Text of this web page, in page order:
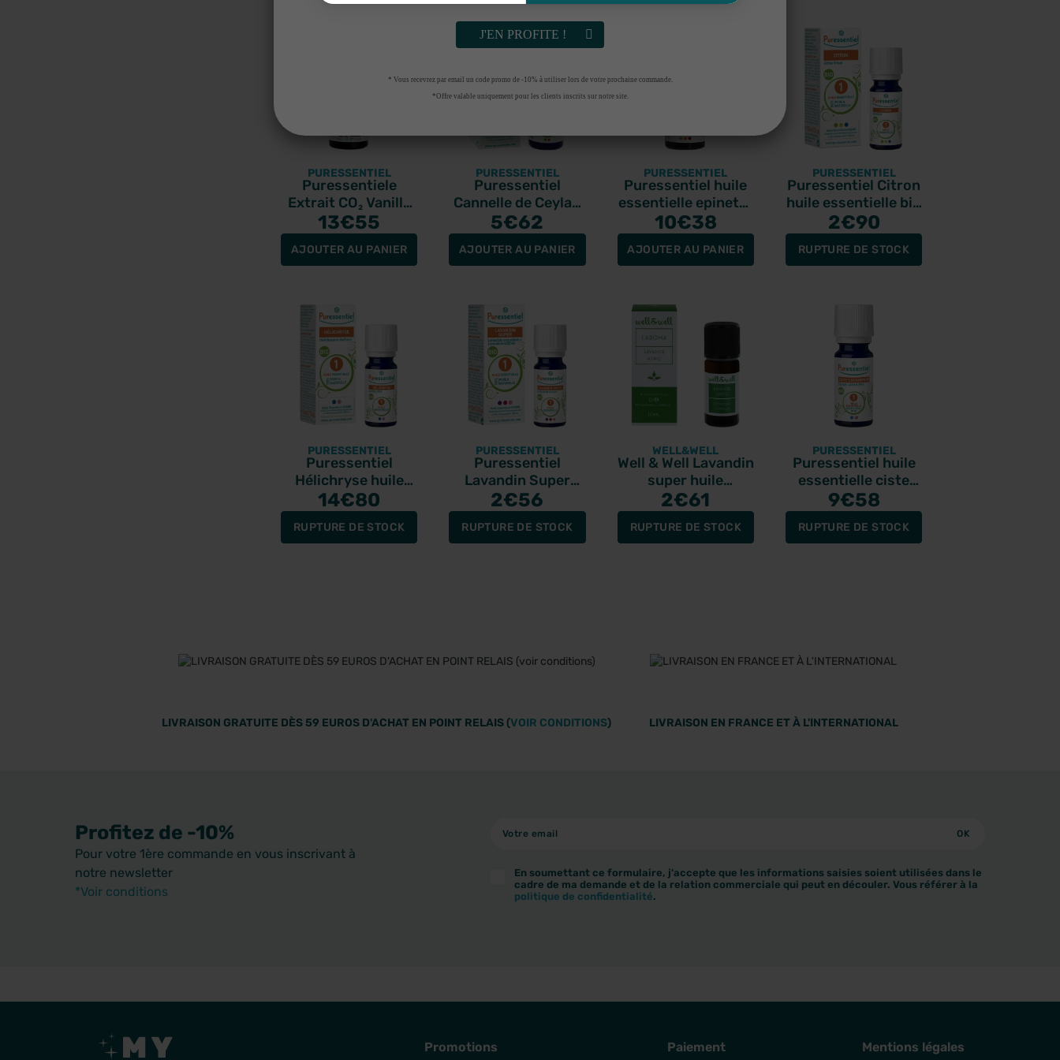
PURESSENTIEL
Puressentiele
Extrait CO₂ Vanille
huile essentielle bio
5ml
13€55
AJOUTER AU PANIER
PURESSENTIEL
Puressentiel
Cannelle de Ceylan
huile essentielle bio
5ml
5€62
AJOUTER AU PANIER
PURESSENTIEL
Puressentiel huile
essentielle epinette
noire bio 5ml
10€38
AJOUTER AU PANIER
PURESSENTIEL
Puressentiel Citron
huile essentielle bio
10ml
2€90
RUPTURE DE STOCK
PURESSENTIEL
Puressentiel
Hélichryse huile
essentielle bio 5ml
14€80
RUPTURE DE STOCK
PURESSENTIEL
Puressentiel
Lavandin Super
huile essentielle bio
10ml
2€56
RUPTURE DE STOCK
WELL&WELL
Well & Well Lavandin
super huile
essentielle bio 10ml
2€61
RUPTURE DE STOCK
PURESSENTIEL
Puressentiel huile
essentielle ciste
ladanifère bio 5ml
9€58
RUPTURE DE STOCK
LIVRAISON GRATUITE DÈS 59 EUROS D'ACHAT EN POINT RELAIS (VOIR CONDITIONS) LIVRAISON EN FRANCE ET À L'INTERNATIONAL
Profitez de -10%
Pour votre 1ère commande en vous inscrivant à
notre newsletter
*Voir conditions
En soumettant ce formulaire, j'accepte que les informations saisies soient utilisées dans le
cadre de ma demande et de la relation commerciale qui peut en découler. Vous référer à la
politique de confidentialité.
Promotions Paiement Mentions légales
J'EN PROFITE !
* Vous recevrez par email un code promo de -10% à utiliser lors de votre prochaine commande.
*Offre valable uniquement pour les clients inscrits sur notre site.